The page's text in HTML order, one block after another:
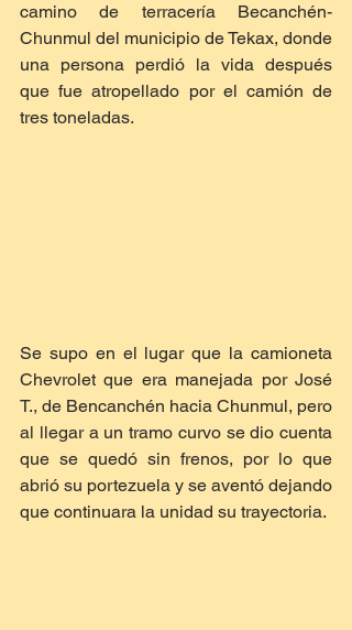
camino de terracería Becanchén-
Chunmul del municipio de Tekax, donde
una persona perdió la vida después
que fue atropellado por el camión de
tres toneladas.
Se supo en el lugar que la camioneta
Chevrolet que era manejada por José
T., de Bencanchén hacia Chunmul, pero
al llegar a un tramo curvo se dio cuenta
que se quedó sin frenos, por lo que
abrió su portezuela y se aventó dejando
que continuara la unidad su trayectoria.